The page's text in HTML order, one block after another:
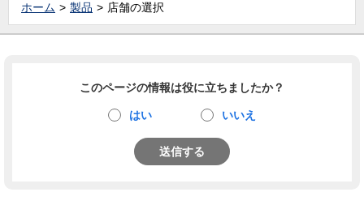
ホーム 製品 店舗の選択
このページの情報は役に立ちましたか？
はい いいえ
送信する